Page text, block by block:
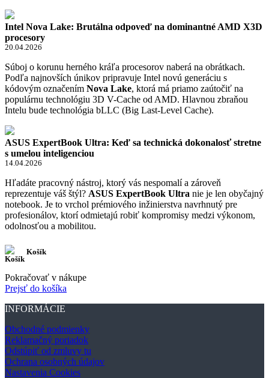
Intel Nova Lake: Brutálna odpoveď na dominantné AMD X3D
procesory
20.04.2026
Súboj o korunu herného kráľa procesorov naberá na obrátkach.
Podľa najnovších únikov pripravuje Intel novú generáciu s
kódovým označením Nova Lake, ktorá má priamo zaútočiť na
populárnu technológiu 3D V-Cache od AMD. Hlavnou zbraňou
Intelu bude technológia bLLC (Big Last-Level Cache).
ASUS ExpertBook Ultra: Keď sa technická dokonalosť stretne
s umelou inteligenciou
14.04.2026
Hľadáte pracovný nástroj, ktorý vás nespomalí a zároveň
reprezentuje váš štýl? ASUS ExpertBook Ultra nie je len obyčajný
notebook. Je to vrchol prémiového inžinierstva navrhnutý pre
profesionálov, ktorí odmietajú robiť kompromisy medzi výkonom,
odolnosťou a mobilitou.
Košík
Pokračovať v nákupe
Prejsť do košíka
INFORMÁCIE
Obchodné podmienky
Reklamačný poriadok
Odstúpiť od zmluvy tu
Ochrana osobných údajov
Nastavenia Cookies